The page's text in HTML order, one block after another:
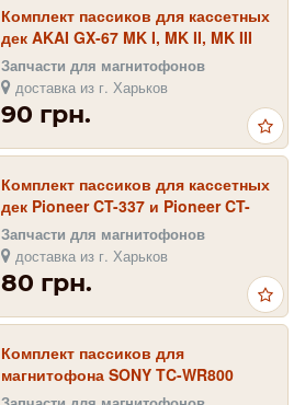
Комплект пассиков для кассетных
дек AKAI GX-67 MK I, MK II, MK III
Запчасти для магнитофонов
доставка из г. Харьков
90 грн.
Комплект пассиков для кассетных
дек Pioneer CT-337 и Pioneer CT-
S407
Запчасти для магнитофонов
доставка из г. Харьков
80 грн.
Комплект пассиков для
магнитофона SONY TC-WR800